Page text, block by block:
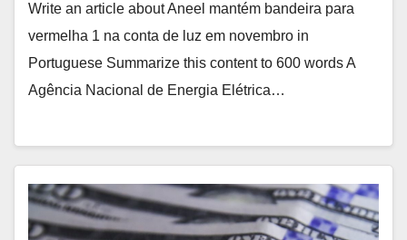
Write an article about Aneel mantém bandeira para
vermelha 1 na conta de luz em novembro in
Portuguese Summarize this content to 600 words A
Agência Nacional de Energia Elétrica…